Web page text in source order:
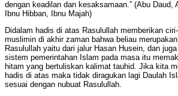
dengan keadilan dan kesaksamaan.” (Abu Daud,
Ibnu Hibban, Ibnu Majah)
Didalam hadis di atas Rasulullah memberikan
muslimin di akhir zaman bahwa beliau
Rasulullah yaitu dari jalur Hasan Husein, dan
sistem pemerintahan Islam pada masa itu
hitam yang bertuliskan kalimat tauhid. Jika kita
hadis di atas maka tidak diragukan lagi Daulah
sesuai dengan nubuat Rasulullah.